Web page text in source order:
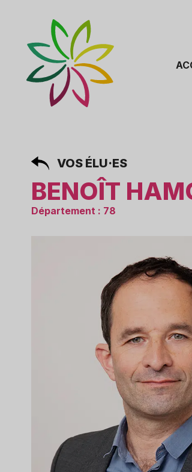
VOS ÉLU·ES
BENOÎT
Département : 78